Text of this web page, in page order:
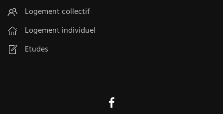
Logement collectif
Logement individuel
Etudes